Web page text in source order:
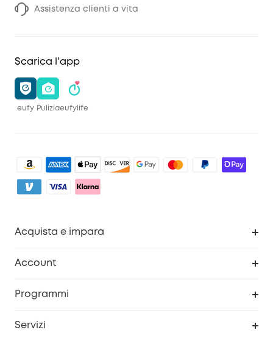
Assistenza clienti a vita
Scarica l'app
eufy Puliziaeufylife
Acquista e impara
Account
Programmi
Servizi